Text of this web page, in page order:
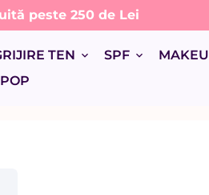
peste 250 de Lei
TEN keyboard_arrow_down SPF keyboard_arrow_down